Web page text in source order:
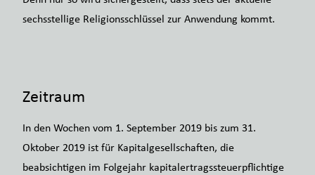
sechsstellige Religionsschlüssel zur Anwendung kommt.
Zeitraum
In den Wochen vom 1. September 2019 bis zum 31.
Oktober 2019 ist für Kapitalgesellschaften, die
beabsichtigen im Folgejahr kapitalertragssteuerpflichtige